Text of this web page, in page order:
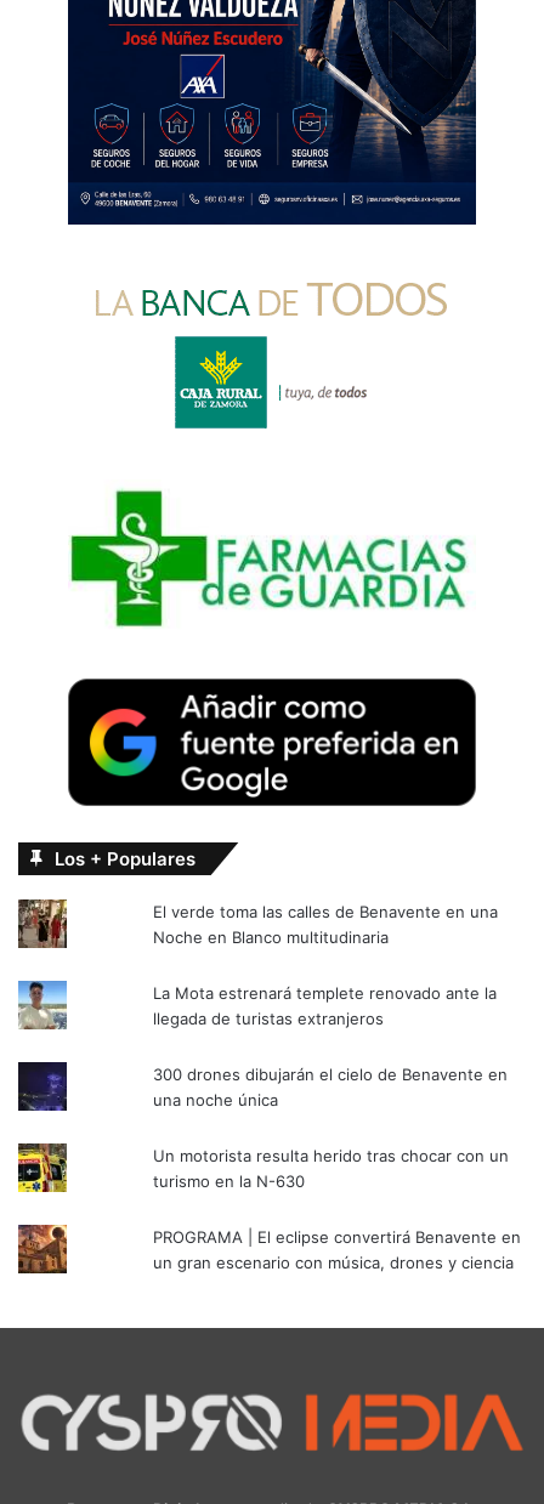
Los + Populares
El verde toma las calles de Benavente en una
Noche en Blanco multitudinaria
La Mota estrenará templete renovado ante la
llegada de turistas extranjeros
300 drones dibujarán el cielo de Benavente en
una noche única
Un motorista resulta herido tras chocar con un
turismo en la N-630
PROGRAMA | El eclipse convertirá Benavente en
un gran escenario con música, drones y ciencia